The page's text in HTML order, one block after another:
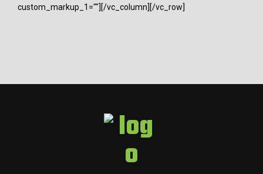
custom_markup_1=""][/vc_column][/vc_row]